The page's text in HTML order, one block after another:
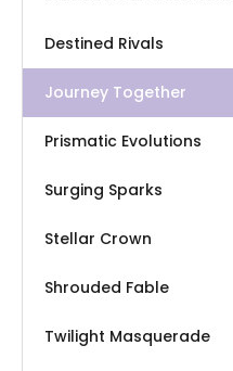
Destined Rivals
Journey Together
Prismatic Evolutions
Surging Sparks
Stellar Crown
Shrouded Fable
Twilight Masquerade